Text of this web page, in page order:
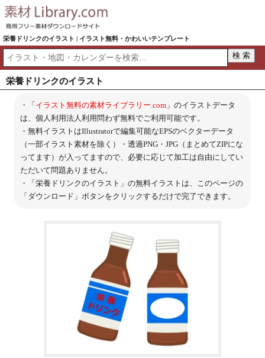
栄養ドリンクのイラスト | イラスト無料・かわいいテンプレート
栄養ドリンクのイラスト
・「イラスト無料の素材ライブラリー.com」のイラストデータ
は、個人利用法人利用問わず無料でご利用可能です。
・無料イラストはIllustratorで編集可能なEPSのベクターデータ
（一部イラスト素材を除く）・透過PNG・JPG（まとめてZIPにな
ってます）が入ってますので、必要に応じて加工は自由にしてい
ただいて問題ありません。
・「栄養ドリンクのイラスト」の無料イラストは、このページの
「ダウンロード」ボタンをクリックするだけで完了できます。